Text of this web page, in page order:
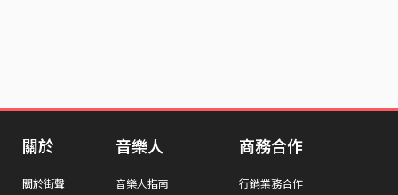
關於
關於街聲
音樂人
音樂人指南
商務合作
行銷業務合作